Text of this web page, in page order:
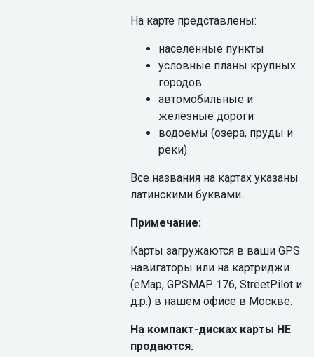
На карте представлены:
населенные пункты
условные планы крупных
городов
автомобильные и
железные дороги
водоемы (озера, пруды и
реки)
Все названия на картах указаны
латинскими буквами.
Примечание:
Карты загружаются в ваши GPS
навигаторы или на картриджи
(eMap, GPSMAP 176, StreetPilot и
д.р.) в нашем офисе в Москве.
На компакт-дисках карты НЕ
продаются.